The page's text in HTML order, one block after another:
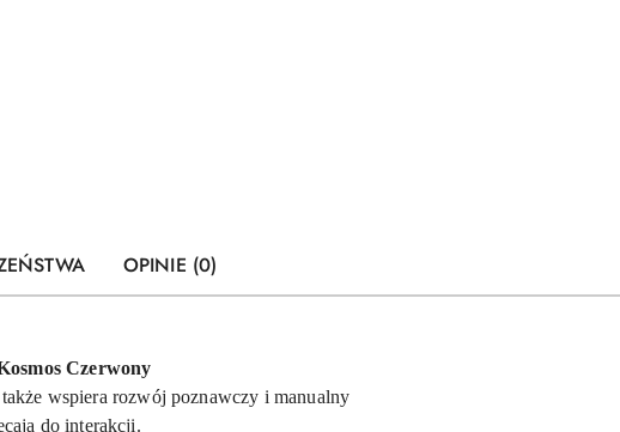
OPINIE (0)
Czerwony
wspiera rozwój poznawczy i manualny
do interakcji.